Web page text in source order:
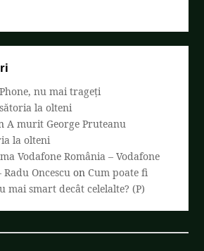
nu mai trageți
la olteni
A murit George Pruteanu
la olteni
Vodafone România – Vodafone
Oncescu onCum poate fi
mai smart decât celelalte? (P)